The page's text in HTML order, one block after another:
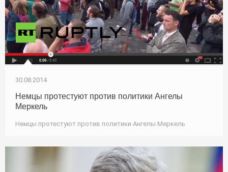
30.08.2014
Немцы протестуют против политики Ангелы
Меркель
Немцы протестуют против политики Ангелы Меркель